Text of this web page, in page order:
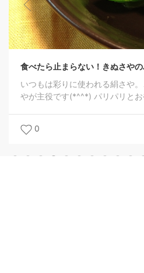
まらない！きぬさやのバター炒め
りに使われる絹さや。こちらのメニ
す(*^^*) パリパリとおやつ感覚で頂